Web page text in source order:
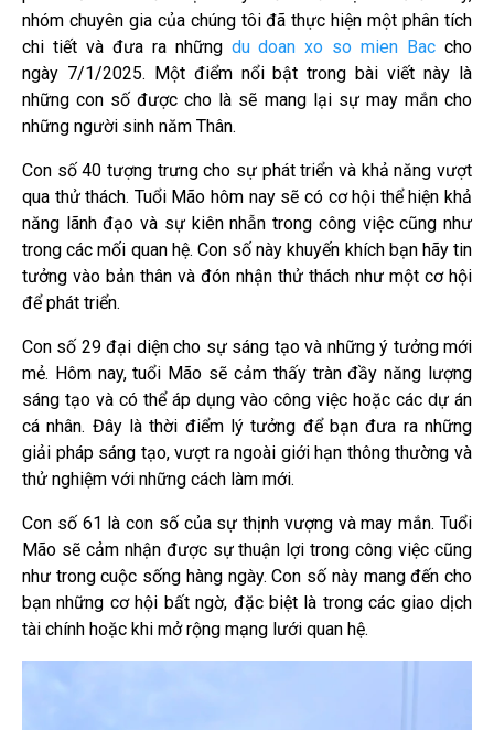
nhóm chuyên gia của chúng tôi đã thực hiện một phân tích
chi tiết và đưa ra những du doan xo so mien Bac cho
ngày 7/1/2025. Một điểm nổi bật trong bài viết này là
những con số được cho là sẽ mang lại sự may mắn cho
những người sinh năm Thân.
Con số 40 tượng trưng cho sự phát triển và khả năng vượt
qua thử thách. Tuổi Mão hôm nay sẽ có cơ hội thể hiện khả
năng lãnh đạo và sự kiên nhẫn trong công việc cũng như
trong các mối quan hệ. Con số này khuyến khích bạn hãy tin
tưởng vào bản thân và đón nhận thử thách như một cơ hội
để phát triển.
Con số 29 đại diện cho sự sáng tạo và những ý tưởng mới
mẻ. Hôm nay, tuổi Mão sẽ cảm thấy tràn đầy năng lượng
sáng tạo và có thể áp dụng vào công việc hoặc các dự án
cá nhân. Đây là thời điểm lý tưởng để bạn đưa ra những
giải pháp sáng tạo, vượt ra ngoài giới hạn thông thường và
thử nghiệm với những cách làm mới.
Con số 61 là con số của sự thịnh vượng và may mắn. Tuổi
Mão sẽ cảm nhận được sự thuận lợi trong công việc cũng
như trong cuộc sống hàng ngày. Con số này mang đến cho
bạn những cơ hội bất ngờ, đặc biệt là trong các giao dịch
tài chính hoặc khi mở rộng mạng lưới quan hệ.